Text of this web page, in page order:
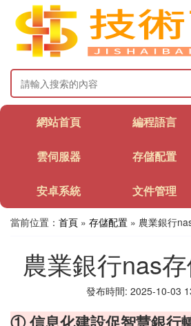
網站首頁 編程語言
雲伺服器 存儲配置
安卓系統 文件管理
當前位置： 首頁 » 存儲配置 » 農業銀行
農業銀行nas
發布時間: 2025-10-03